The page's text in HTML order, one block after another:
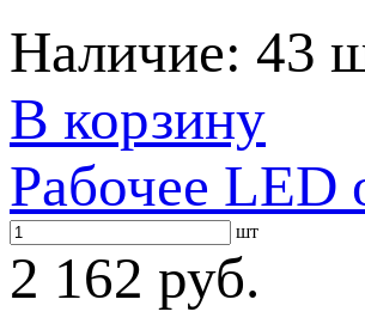
Наличие: 43
В корзину
Рабочее LED
шт
2 162 руб.